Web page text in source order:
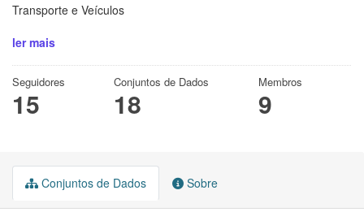
Transporte e Veículos
ler mais
Seguidores
15
Conjuntos de Dados
18
Membros
9
Conjuntos de Dados Sobre